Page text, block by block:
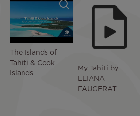
The Islands of
Tahiti & Cook
Islands
My Tahiti by
LEIANA
FAUGERAT